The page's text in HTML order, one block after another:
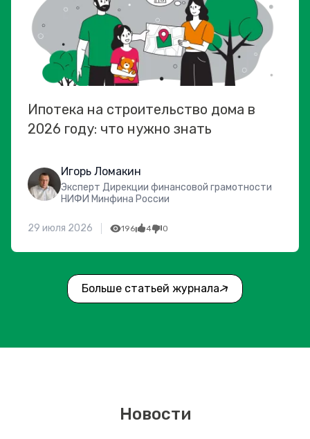
Ипотека на строительство дома в
2026 году: что нужно знать
Игорь Ломакин
Эксперт Дирекции финансовой грамотности
НИФИ Минфина России
29 июля 2026 196 4 0
Больше статьей журнала
Новости